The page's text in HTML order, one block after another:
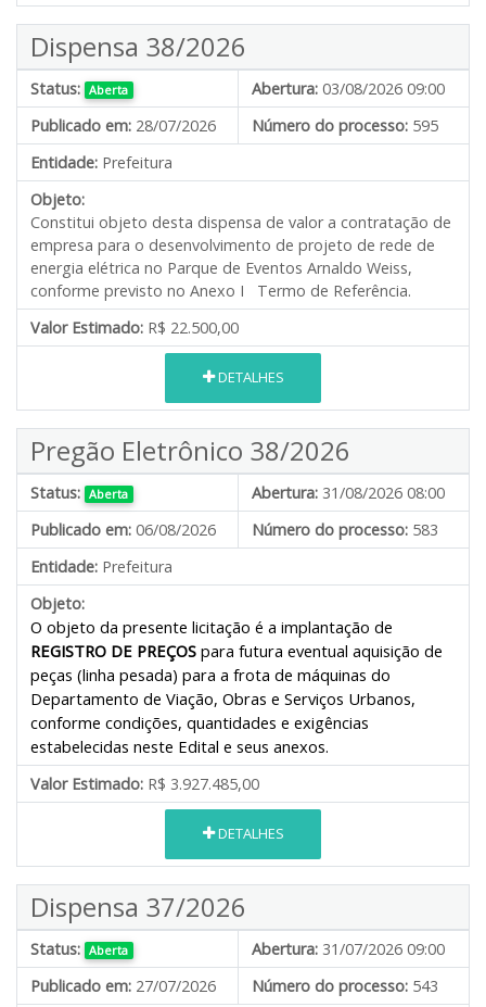
Dispensa 38/2026
Status: Aberta Abertura: 03/08/2026 09:00
Publicado em: 28/07/2026 Número do processo: 595
Entidade: Prefeitura
Objeto:
Constitui objeto desta dispensa de valor a contratação de
empresa para o desenvolvimento de projeto de rede de
energia elétrica no Parque de Eventos Arnaldo Weiss,
conforme previsto no Anexo I Termo de Referência.
Valor Estimado: R$ 22.500,00
DETALHES
Pregão Eletrônico 38/2026
Status: Aberta Abertura: 31/08/2026 08:00
Publicado em: 06/08/2026 Número do processo: 583
Entidade: Prefeitura
Objeto:
O objeto da presente licitação é a implantação de
REGISTRO DE PREÇOS para futura eventual aquisição de
peças (linha pesada) para a frota de máquinas do
Departamento de Viação, Obras e Serviços Urbanos,
conforme condições, quantidades e exigências
estabelecidas neste Edital e seus anexos.
Valor Estimado: R$ 3.927.485,00
DETALHES
Dispensa 37/2026
Status: Aberta Abertura: 31/07/2026 09:00
Publicado em: 27/07/2026 Número do processo: 543